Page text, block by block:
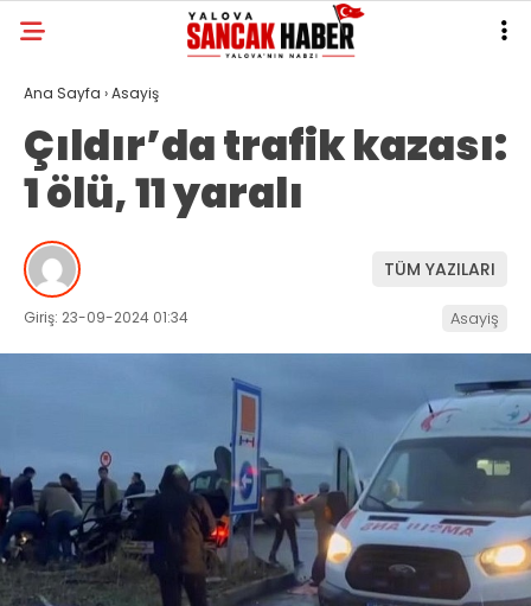
Ana Sayfa ›Asayiş
Çıldır’da trafik kazası:
1 ölü, 11 yaralı
TÜM YAZILARI
Giriş: 23-09-2024 01:34 Asayiş